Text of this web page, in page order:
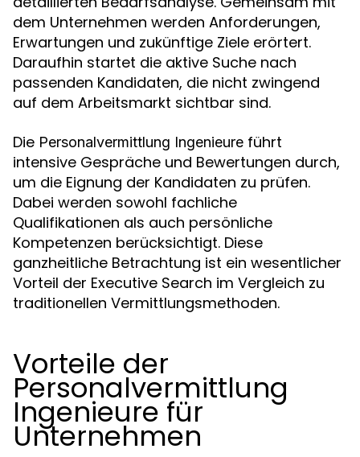
dem Unternehmen werden Anforderungen,
Erwartungen und zukünftige Ziele erörtert.
Daraufhin startet die aktive Suche nach
passenden Kandidaten, die nicht zwingend
auf dem Arbeitsmarkt sichtbar sind.
Die Personalvermittlung Ingenieure führt
intensive Gespräche und Bewertungen durch,
um die Eignung der Kandidaten zu prüfen.
Dabei werden sowohl fachliche
Qualifikationen als auch persönliche
Kompetenzen berücksichtigt. Diese
ganzheitliche Betrachtung ist ein wesentlicher
Vorteil der Executive Search im Vergleich zu
traditionellen Vermittlungsmethoden.
Vorteile der
Personalvermittlung
Ingenieure für
Unternehmen